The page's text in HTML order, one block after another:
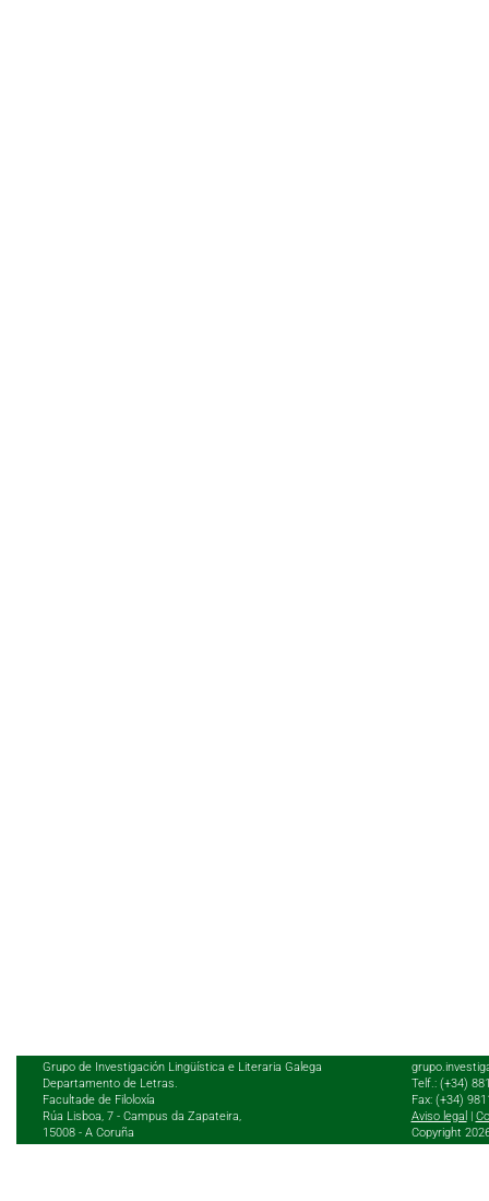
Grupo de Investigación Lingüística e Literaria Galega
Departamento de Letras.
Facultade de Filoloxía
Rúa Lisboa, 7 - Campus da Zapateira,
15008 - A Coruña
Telf.: (+34)
Fax: (+34)
Aviso legal
Copyright